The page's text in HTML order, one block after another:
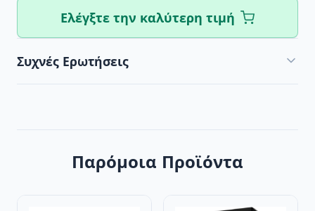
Ελέγξτε την καλύτερη τιμή
Συχνές Ερωτήσεις
Παρόμοια Προϊόντα